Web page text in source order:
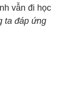
vẫn đi học
ta đáp ứng